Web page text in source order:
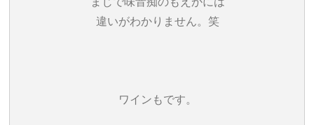
違いがわかりません。笑
ワインもです。